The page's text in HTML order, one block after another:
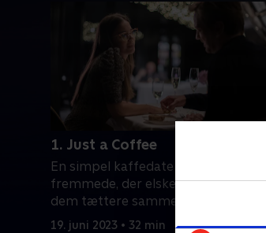
1. Just a Coffee
En simpel kaffedate mellem to
fremmede, der elsker mad, bringer
dem tættere sammen
19. juni 2023 • 32 min